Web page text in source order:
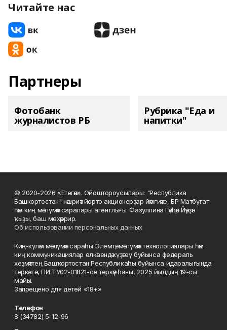
Читайте нас
Партнеры
Фотобанк
журналистов РБ
Рубрика "Еда и
напитки"
© 2020-2026 «Етегән». Ойоштороусылары: "Республика
Башкортостан" нәшриәт йорто акционерҙар йәмғиәте, БР Матбуғат
һәм киң мәғлүмәт саралары агентлығы. Фазуллина Гәүһәр Йәүҙәт
ҡыҙы, баш мөхәррир.
Об использовании персональных данных
Киң-күләм мәғлүмәт сараһы Элемтә, мәғлүмәт технологиялары һәм
киң коммуникациялар өлкәһендә күҙәтеү буйынса федераль
хеҙмәттең Башҡортостан Республикаһы буйынса идаралығында
теркәлгән, ПИ ТУ02-01821-се теркәү һаны, 2025 йылдың 19-сы
майы.
Запрещено для детей «18+»
Телефон
8 (34782) 5-12-96